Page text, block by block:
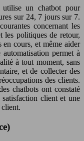
un chatbot pour
sur 24, 7 jours sur 7.
concernant les
les politiques de retour,
cours, et même aider
permet à
à tout moment, sans
et de collecter des
des clients.
chatbots ont constaté
client et une